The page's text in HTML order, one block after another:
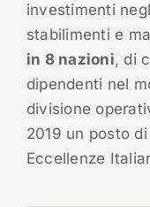
investimenti
stabilimenti e
in 8 nazioni, di
dipendenti nel
divisione
2019 un posto
Eccellenze